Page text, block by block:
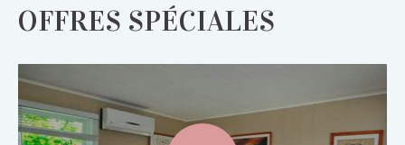
OFFRES SPÉCIALES